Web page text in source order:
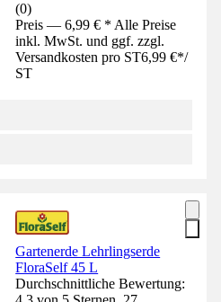
(0)
Preis — 6,99 € * Alle Preise
inkl. MwSt. und ggf. zzgl.
Versandkosten pro ST6,99 €*/
ST
Gartenerde Lehrlingserde
FloraSelf 45 L
Durchschnittliche Bewertung: